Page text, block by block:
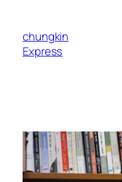
chungkin
Express